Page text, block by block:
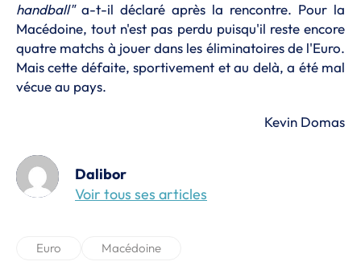
handball"a-t-il déclaré après la rencontre. Pour la
Macédoine, tout n'est pas perdu puisqu'il reste encore
quatre matchs à jouer dans les éliminatoires de l'Euro.
Mais cette défaite, sportivement et au delà, a été mal
vécue au pays.
Kevin Domas
Dalibor
Voir tous ses articles
Euro Macédoine